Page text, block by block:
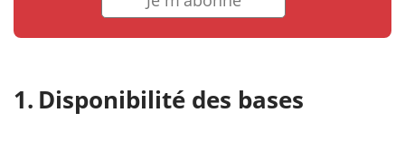
Disponibilité des bases